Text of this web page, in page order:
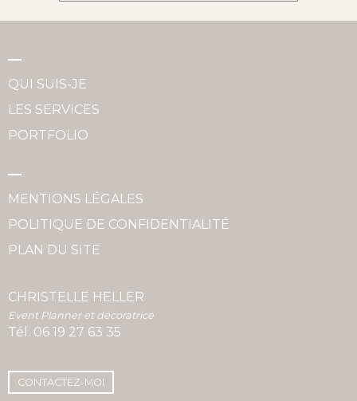
QUI SUIS-JE
LES SERVICES
PORTFOLIO
MENTIONS LÉGALES
POLITIQUE DE CONFIDENTIALITÉ
PLAN DU SITE
CHRISTELLE HELLER
Event Planner et décoratrice
Tél. 06 19 27 63 35
CONTACTEZ-MOI